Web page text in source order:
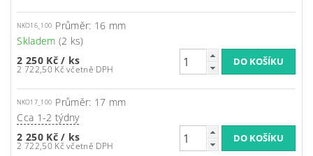
NKO16_100 Průměr: 16 mm
Skladem (2 ks)
2 250 Kč/ ks
2 722,50 Kč včetně DPH
NKO17_100 Průměr: 17 mm
Cca 1-2 týdny
2 250 Kč/ ks
2 722,50 Kč včetně DPH